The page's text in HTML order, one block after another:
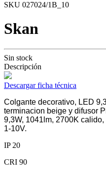
SKU 027024/1B_10
Skan
Sin stock
Descripción
Descargar ficha técnica
Colgante decorativo, LED
terminacion beige y difusor
9,3W, 1041lm, 2700K
1-10V.
IP 20
CRI 90